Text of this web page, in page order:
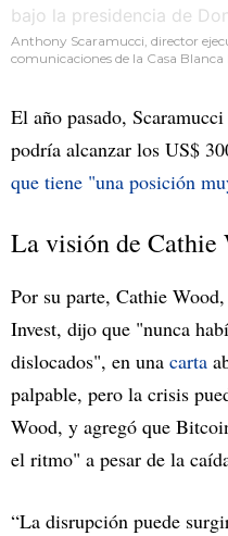
Anthony Scaramucci, director
comunicaciones de la Casa
El año pasado,
podría alcanzar los US$
que tiene "una posición
La visión de Cathie
Por su parte, Cathie
Invest, dijo que "nunca
dislocados", en una carta
palpable, pero la crisis
Wood, y agregó que
el ritmo" a pesar de la
“La disrupción puede